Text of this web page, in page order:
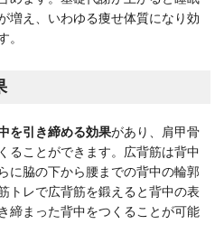
増え、いわゆる痩せ体質になり効
。
を引き締める効果があり、肩甲骨
ることができます。広背筋は背中
に脇の下から腰までの背中の輪郭
トレで広背筋を鍛えると背中の表
締まった背中をつくることが可能